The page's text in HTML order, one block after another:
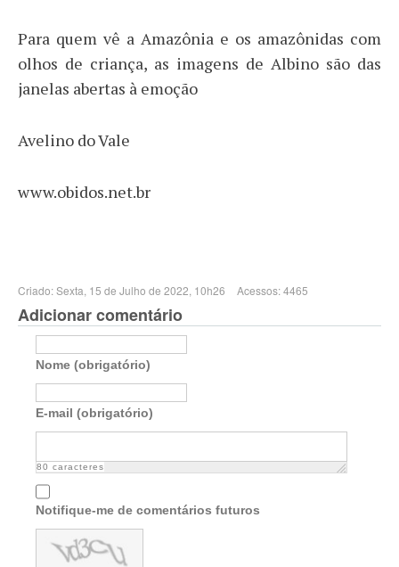
Para quem vê a Amazônia e os amazônidas com
olhos de criança, as imagens de Albino são das
janelas abertas à emoção
Avelino do Vale
www.obidos.net.br
Criado: Sexta, 15 de Julho de 2022, 10h26 Acessos: 4465
Adicionar comentário
Nome (obrigatório)
E-mail (obrigatório)
80 caracteres
Notifique-me de comentários futuros